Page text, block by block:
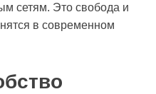
сетям. Это свобода и
в современном